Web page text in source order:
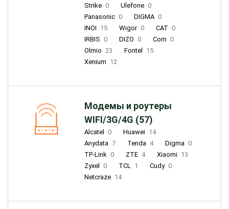
Strike 0 Ulefone 0
Panasonic 0 DIGMA 0
INOI 15 Wigor 0 CAT 0
IRBIS 0 DIZO 0 Corn 0
Olmio 23 Fontel
15
Xenium 12
Модемы и роутеры
WIFI/3G/4G (57)
Alcatel 0 Huawei 14
Anydata 7 Tenda 4 Digma 0
TP-Link 0 ZTE 4 Xiaomi 13
Zyxel
0 TCL 1 Cudy 0
Netcraze 14